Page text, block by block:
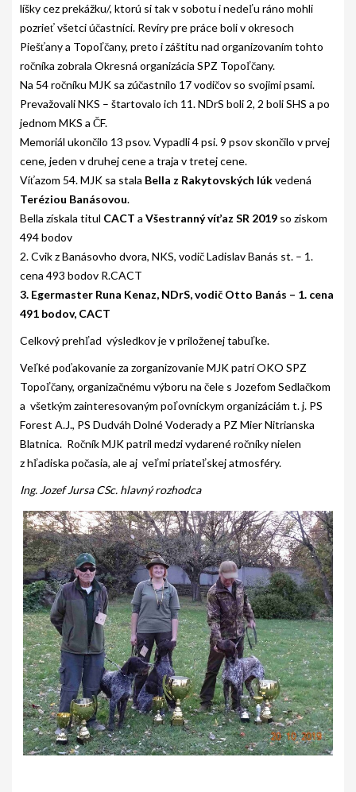
MEDZINÁRODNÁ SÚŤAŽ HRUBOSRSTÝCH
STAVAČOV „MEMORIÁL B. ZEMKA“
SKÚŠKY
VÝSTAVY
VÝCVIKOVÉ DNI 2025
KYNOLOGICKÝ KALENDÁR
GALÉRIA
INZERCIA
líšky cez prekážku/, ktorú si tak v sobotu i nedeľu ráno mohli
pozrieť všetci účastníci. Revíry pre práce boli v okresoch
Piešťany a Topoľčany, preto i záštitu nad organizovaním tohto
ročníka zobrala Okresná organizácia SPZ Topoľčany.
Na 54 ročníku MJK sa zúčastnilo 17 vodičov so svojimi psami.
Prevažovali NKS – štartovalo ich 11. NDrS boli 2, 2 boli SHS a po
jednom MKS a ČF.
Memoriál ukončilo 13 psov. Vypadli 4 psi. 9 psov skončilo v prvej
cene, jeden v druhej cene a traja v tretej cene.
Víťazom 54. MJK sa stala Bella z Rakytovských lúkvedená
Teréziou Banásovou.
Bella získala titul CACT a Všestranný víťaz SR 2019 so ziskom
494 bodov
2. Cvik z Banásovho dvora, NKS, vodič Ladislav Banás st. – 1.
cena 493 bodov R.CACT
3. Egermaster Runa Kenaz, NDrS, vodič Otto Banás – 1. cena
491 bodov, CACT
Celkový prehľad výsledkov je v priloženej tabuľke.
Veľké poďakovanie za zorganizovanie MJK patrí OKO SPZ
Topoľčany, organizačnému výboru na čele s Jozefom Sedlačkom
a všetkým zainteresovaným poľovníckym organizáciám t. j. PS
Forest A.J., PS Dudváh Dolné Voderady a PZ Mier Nitrianska
Blatnica. Ročník MJK patril medzi vydarené ročníky nielen
z hľadiska počasia, ale aj veľmi priateľskej atmosféry.
Ing. Jozef Jursa CSc. hlavný rozhodca